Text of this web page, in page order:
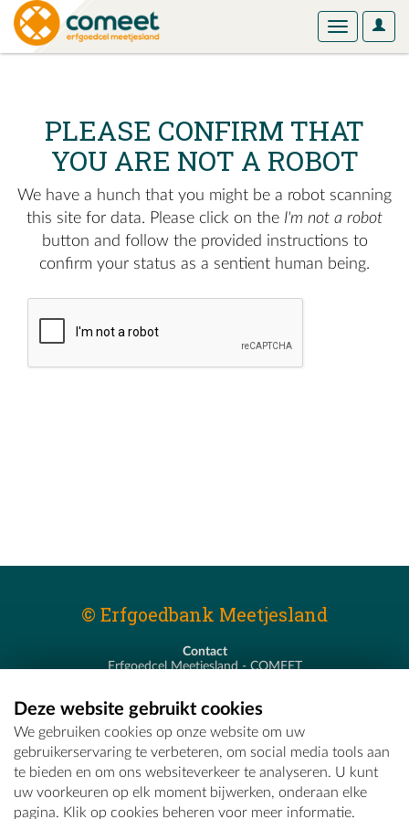
User
Toggle
PLEASE CONFIRM THAT
YOU ARE NOT A ROBOT
We have a hunch that you might be a robot scanning
this site for data. Please click on the I'm not a robot
button and follow the provided instructions to
confirm your status as a sentient human being.
© Erfgoedbank Meetjesland
Contact
Erfgoedcel Meetjesland - COMEET
T - 09 373 75 96
E -erfgoedcel@comeet.be
Deze website gebruikt cookies
We gebruiken cookies op onze website om uw
gebruikerservaring te verbeteren, om social media tools aan
te bieden en om ons websiteverkeer te analyseren. U kunt
uw voorkeuren op elk moment bijwerken, onderaan elke
pagina. Klik op cookies beheren voor meer informatie.